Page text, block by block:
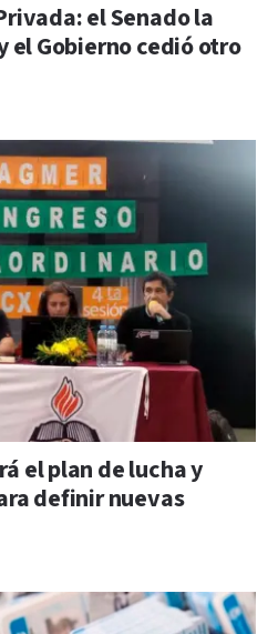
el Senado la
el Gobierno cedió otro
el plan de lucha y
definir nuevas